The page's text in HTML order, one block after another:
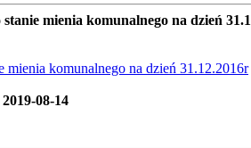
mienia komunalnego na dzień
mienia komunalnego na dzień 31.12.2016r
2019-08-14